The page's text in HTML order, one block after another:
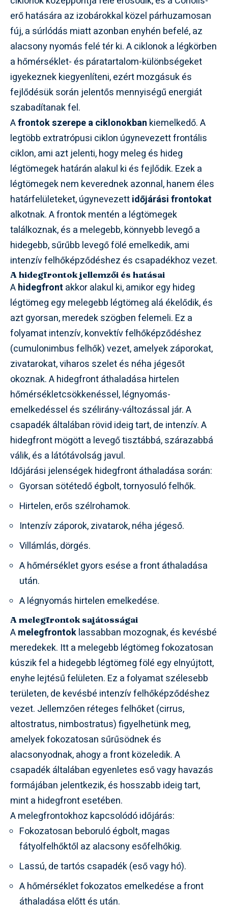
erő hatására az izobárokkal közel párhuzamosan
fúj, a súrlódás miatt azonban enyhén befelé, az
alacsony nyomás felé tér ki. A ciklonok a légkörben
a hőmérséklet- és páratartalom-különbségeket
igyekeznek kiegyenlíteni, ezért mozgásuk és
fejlődésük során jelentős mennyiségű energiát
szabadítanak fel.
Afrontok szerepe a ciklonokban kiemelkedő. A
legtöbb extratrópusi ciklon úgynevezett frontális
ciklon, ami azt jelenti, hogy meleg és hideg
légtömegek határán alakul ki és fejlődik. Ezek a
légtömegek nem keverednek azonnal, hanem éles
határfelületeket, úgynevezettidőjárási frontokat
alkotnak. A frontok mentén a légtömegek
találkoznak, és a melegebb, könnyebb levegő a
hidegebb, sűrűbb levegő fölé emelkedik, ami
intenzív felhőképződéshez és csapadékhoz vezet.
A hidegfrontok jellemzői és hatásai
Ahidegfront akkor alakul ki, amikor egy hideg
légtömeg egy melegebb légtömeg alá ékelődik, és
azt gyorsan, meredek szögben felemeli. Ez a
folyamat intenzív, konvektív felhőképződéshez
(cumulonimbus felhők) vezet, amelyek záporokat,
zivatarokat, viharos szelet és néha jégesőt
okoznak. A hidegfront áthaladása hirtelen
hőmérsékletcsökkenéssel, légnyomás-
emelkedéssel és szélirány-változással jár. A
csapadék általában rövid ideig tart, de intenzív. A
hidegfront mögött a levegő tisztábbá, szárazabbá
válik, és a látótávolság javul.
Időjárási jelenségek hidegfront áthaladása során:
Gyorsan sötétedő égbolt, tornyosuló felhők.
Hirtelen, erős szélrohamok.
Intenzív záporok, zivatarok, néha jégeső.
Villámlás, dörgés.
A hőmérséklet gyors esése a front áthaladása
után.
A légnyomás hirtelen emelkedése.
A melegfrontok sajátosságai
Amelegfrontoklassabban mozognak, és kevésbé
meredekek. Itt a melegebb légtömeg fokozatosan
kúszik fel a hidegebb légtömeg fölé egy elnyújtott,
enyhe lejtésű felületen. Ez a folyamat szélesebb
területen, de kevésbé intenzív felhőképződéshez
vezet. Jellemzően réteges felhőket (cirrus,
altostratus, nimbostratus) figyelhetünk meg,
amelyek fokozatosan sűrűsödnek és
alacsonyodnak, ahogy a front közeledik. A
csapadék általában egyenletes eső vagy havazás
formájában jelentkezik, és hosszabb ideig tart,
mint a hidegfront esetében.
A melegfrontokhoz kapcsolódó időjárás:
Fokozatosan beboruló égbolt, magas
fátyolfelhőktől az alacsony esőfelhőkig.
Lassú, de tartós csapadék (eső vagy hó).
A hőmérséklet fokozatos emelkedése a front
áthaladása előtt és után.